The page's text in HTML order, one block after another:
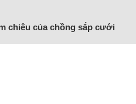
chiêu của chồng sắp cưới